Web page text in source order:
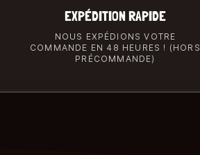
EXPÉDITION RAPIDE
NOUS EXPÉDIONS VOTRE
COMMANDE EN 48 HEURES ! (HORS
PRÉCOMMANDE)